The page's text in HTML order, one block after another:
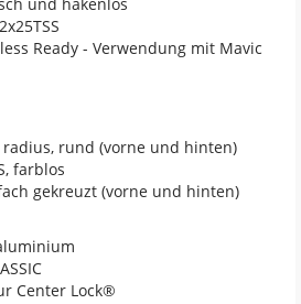
und hakenlos
Ready - Verwendung mit Mavic
radius, rund (vorne und hinten)
farblos
gekreuzt (vorne und hinten)
Center Lock®